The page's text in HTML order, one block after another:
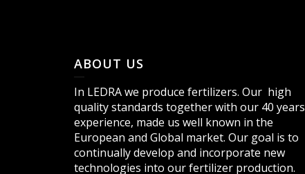
ABOUT US
In LEDRA we produce fertilizers. Our high
quality standards together with our 40 years
experience, made us well known in the
European and Global market. Our goal is to
continually develop and incorporate new
technologies into our fertilizer production.